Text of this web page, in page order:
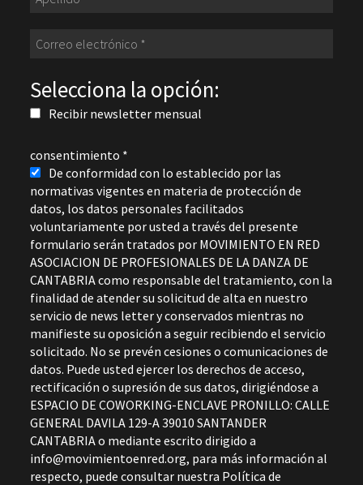
Selecciona la opción:
Recibir newsletter mensual
consentimiento *
De conformidad con lo establecido por las
normativas vigentes en materia de protección de
datos, los datos personales facilitados
voluntariamente por usted a través del presente
formulario serán tratados por MOVIMIENTO EN RED
ASOCIACION DE PROFESIONALES DE LA DANZA DE
CANTABRIA como responsable del tratamiento, con la
finalidad de atender su solicitud de alta en nuestro
servicio de news letter y conservados mientras no
manifieste su oposición a seguir recibiendo el servicio
solicitado. No se prevén cesiones o comunicaciones de
datos. Puede usted ejercer los derechos de acceso,
rectificación o supresión de sus datos, dirigiéndose a
ESPACIO DE COWORKING-ENCLAVE PRONILLO: CALLE
GENERAL DAVILA 129-A 39010 SANTANDER
CANTABRIA o mediante escrito dirigido a
info@movimientoenred.org, para más información al
respecto, puede consultar nuestra Política de